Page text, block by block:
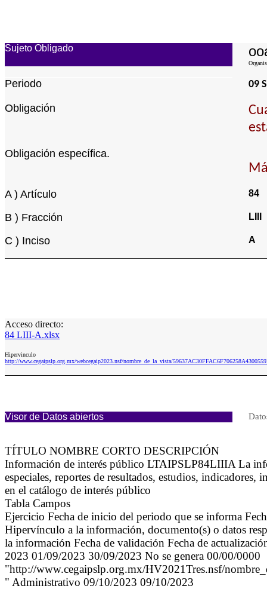
Sujeto Obligado
Periodo 09
Obligación
Obligación específica.
A ) Artículo 84
B ) Fracción LIII
C ) Inciso A
Acceso directo:
84 LIII-A.xlsx
Hipervinculo
http://www.cegaipslp.org.mx/webcegaip2023.nsf/nombre_de_la_vista/
Visor de Datos abiertos
TÍTULO NOMBRE CORTO DESCRIPCIÓN
Información de interés público LTAIPSLP84LIIIA La
especiales, reportes de resultados, estudios,
en el catálogo de interés público
Tabla Campos
Ejercicio Fecha de inicio del periodo que se informa
Hipervínculo a la información, documento(s) o datos
la información Fecha de validación Fecha de
2023 01/09/2023 30/09/2023 No se genera 00/00/0000
"http://www.cegaipslp.org.mx/HV2021Tres.nsf/
" Administrativo 09/10/2023 09/10/2023